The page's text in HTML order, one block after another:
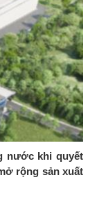
nước khi quyết
rộng sản xuất